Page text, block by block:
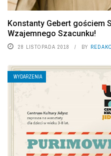
Konstanty Gebert gościem
Wzajemnego Szacunku!
28 LISTOPADA 2018 BY
WYDARZENIA